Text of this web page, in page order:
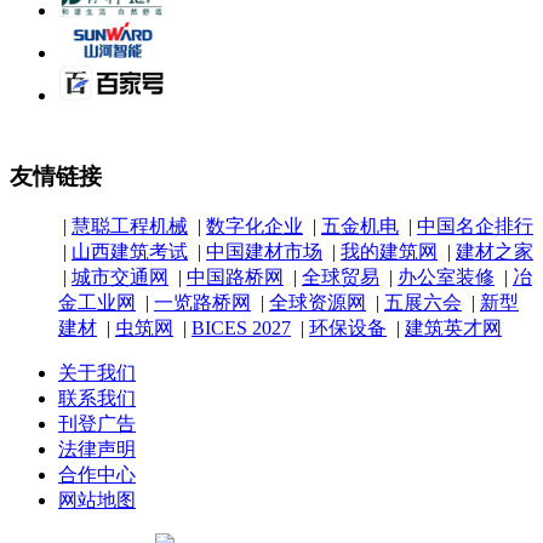
友情链接
| 慧聪工程机械 | 数字化企业 | 五金机电 | 中国名企排行
| 山西建筑考试 | 中国建材市场 | 我的建筑网 | 建材之家
| 城市交通网 | 中国路桥网 | 全球贸易 | 办公室装修 | 冶
金工业网
| 一览路桥网 | 全球资源网 | 五展六会 | 新型
建材 | 虫筑网 | BICES 2027 | 环保设备 | 建筑英才网
关于我们
联系我们
刊登广告
法律声明
合作中心
网站地图